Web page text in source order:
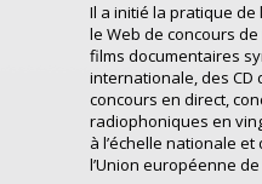
Il a initié la pratique
le Web de concours
films documentaires
internationale, des CD
concours en direct,
radiophoniques en
à l’échelle nationale
l’Union européenne